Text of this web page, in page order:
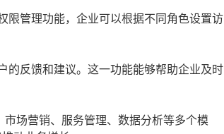
限管理功能，企业可以根据不同角色设置访
的反馈和建议。这一功能能够帮助企业及时
场营销、服务管理、数据分析等多个模